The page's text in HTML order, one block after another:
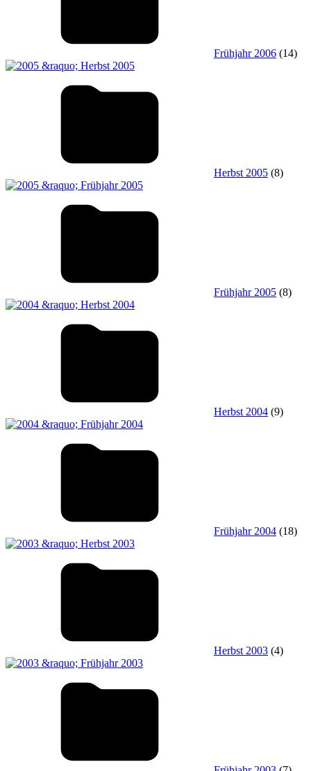
Frühjahr 2006 (14)
Herbst 2005 (8)
Frühjahr 2005 (8)
Herbst 2004 (9)
Frühjahr 2004 (18)
Herbst 2003 (4)